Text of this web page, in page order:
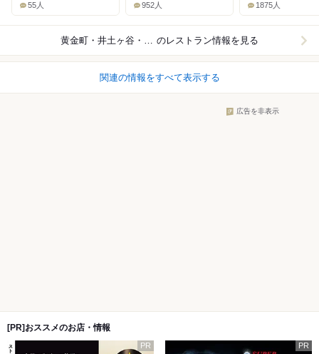
55人 952人 1875人
黄金町・井土ヶ谷・弘明寺 のレストラン情報を見る
関連の情報をすべて表示する
広告を非表示
[PR]おススメのお店・情報
PR PR